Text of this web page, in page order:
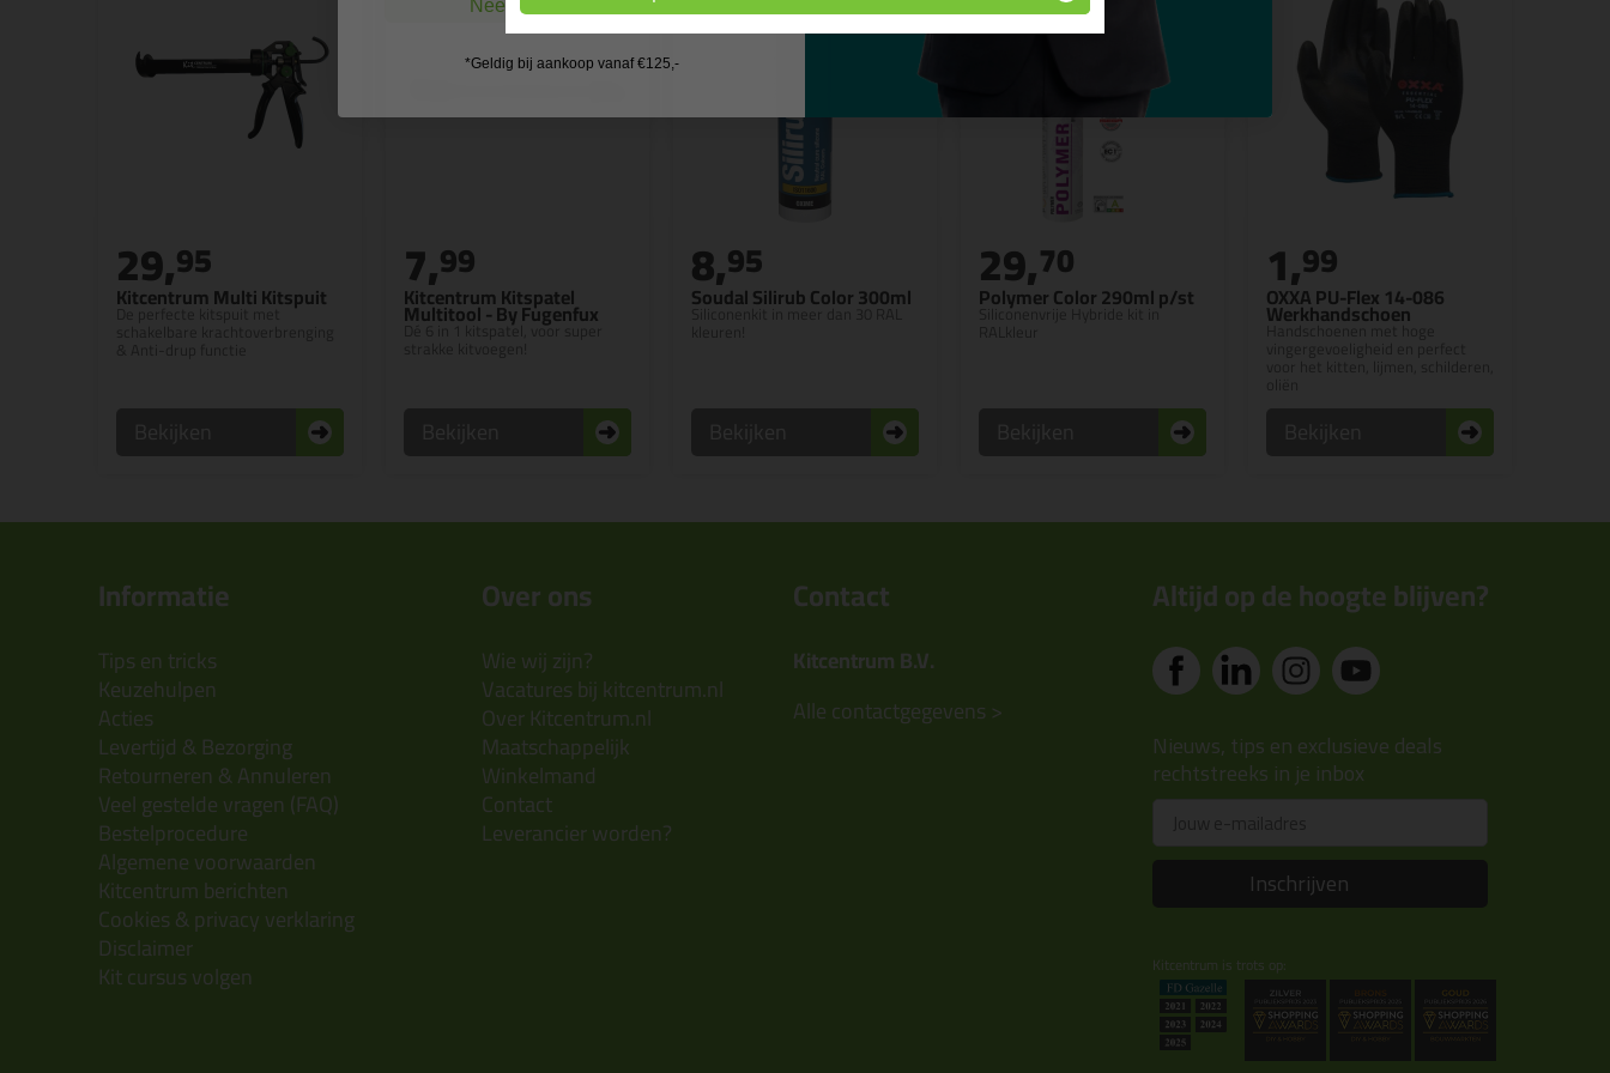
Kitcentrum Multi Kitspuit
De perfecte kitspuit met
29,95
Kitcentrum Kitspatel
Multitool - By Fugenfux
Dé 6 in 1 kitspatel, voor super
7,99
Soudal Silirub Color 300ml
Siliconenkit in meer dan 30 RAL
8,95
Polymer Color 290ml p/st
Siliconenvrije Hybride kit in
29,70
OXXA PU-Flex 14-086
Werkhandschoen
Handschoenen met hoge
1,99
Informatie
Tips en tricks
Keuzehulpen
Acties
Levertijd & Bezorging
Retourneren & Annuleren
Veel gestelde vragen (FAQ)
Bestelprocedure
Algemene voorwaarden
Kitcentrum berichten
Cookies & privacy verklaring
Disclaimer
Kit cursus volgen
Over ons
Wie wij zijn?
Vacatures bij kitcentrum.nl
Over Kitcentrum.nl
Maatschappelijk
Winkelmand
Contact
Leverancier worden?
Contact
Kitcentrum B.V.
Alle contactgegevens >
Altijd op de hoogte blijven?
Nieuws, tips en exclusieve deals
rechtstreeks in je inbox
Inschrijven
Kitcentrum is trots op:
Nee, ik wil geen cadeau
*Geldig bij aankoop vanaf €125,-